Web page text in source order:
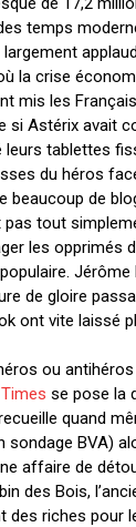
temps
la crise
mis les
si Astérix avait
leurs tablettes
du héros
beaucoup de
pas tout
les opprimés
de gloire
ont vite laissé
ou
se pose la
quand
BVA)
affaire de
des Bois,
des riches pour